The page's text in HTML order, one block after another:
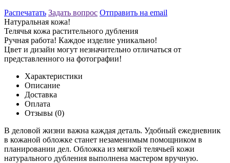
Распечатать Задать вопрос Отправить на email
Натуральная кожа!
Телячья кожа растительного дубления
Ручная работа! Каждое изделие уникально!
Цвет и дизайн могут незначительно отличаться от
представленного на фотографии!
Характеристики
Описание
Доставка
Оплата
Отзывы (0)
В деловой жизни важна каждая деталь. Удобный ежедневник
в кожаной обложке станет незаменимым помощником в
планировании дел. Обложка из мягкой телячьей кожи
натурального дубления выполнена мастером вручную.